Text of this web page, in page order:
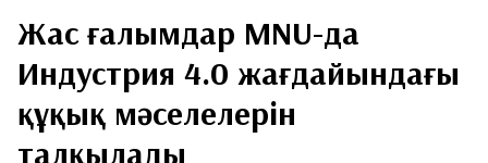
ТҮЛЕКТЕРENDOWMENT
ENG KAZ RUS
Жас ғалымдар MNU-да
Индустрия 4.0 жағдайындағы
құқық мәселелерін
талқылады